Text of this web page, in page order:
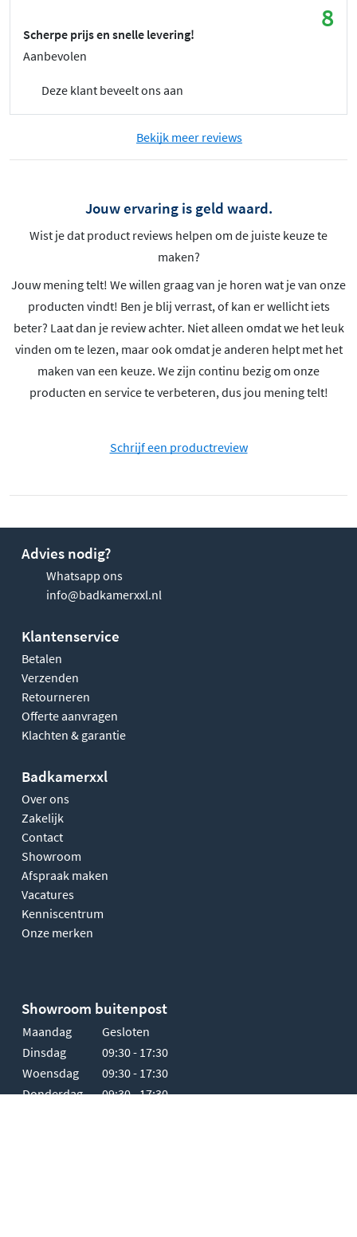
8
Scherpe prijs en snelle levering!
Aanbevolen
Deze klant beveelt ons aan
Bekijk meer reviews
Jouw ervaring is geld waard.
Wist je dat product reviews helpen om de juiste keuze te
maken?
Jouw mening telt! We willen graag van je horen wat je van onze
producten vindt! Ben je blij verrast, of kan er wellicht iets
beter? Laat dan je review achter. Niet alleen omdat we het leuk
vinden om te lezen, maar ook omdat je anderen helpt met het
maken van een keuze. We zijn continu bezig om onze
producten en service te verbeteren, dus jou mening telt!
Schrijf een productreview
Advies nodig?
Whatsapp ons
info@badkamerxxl.nl
Klantenservice
Betalen
Verzenden
Retourneren
Offerte aanvragen
Klachten & garantie
Badkamerxxl
Over ons
Zakelijk
Contact
Showroom
Afspraak maken
Vacatures
Kenniscentrum
Onze merken
Showroom buitenpost
Maandag
Gesloten
Dinsdag
09:30 - 17:30
Woensdag
09:30 - 17:30
Donderdag
09:30 - 17:30